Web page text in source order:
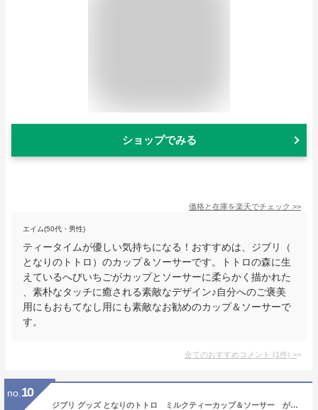
ショップでみる
価格と在庫を楽天でチェック >>
エイム(50代・男性)
ティータイムが優しい気持ちになる！おすすめは、ジブリ（
となりのトトロ）のカップ＆ソーサーです。トトロの森に生
えているへびいちごがカップとソーサーに柔らかく描かれた
、素朴なタッチに癒される素敵なデザイン♪自分へのご褒美
用にもおもてなし用にも素敵なお勧めのカップ＆ソーサーで
す。
全てのおすすめコメント (1件) >
no. 10
ジブリ グッズ となりのトトロ ミルクティーカップ＆ソーサー がまずみ （ノリタケSpetial Collection) スタジオジブリ ギフト ジブリ グッズ ととろ